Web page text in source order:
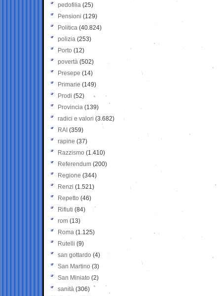
pedofilia (25)
Pensioni (129)
Politica (40.824)
polizia (253)
Porto (12)
povertà (502)
Presepe (14)
Primarie (149)
Prodi (52)
Provincia (139)
radici e valori (3.682)
RAI (359)
rapine (37)
Razzismo (1.410)
Referendum (200)
Regione (344)
Renzi (1.521)
Repetto (46)
Rifiuti (84)
rom (13)
Roma (1.125)
Rutelli (9)
san gottardo (4)
San Martino (3)
San Miniato (2)
sanità (306)